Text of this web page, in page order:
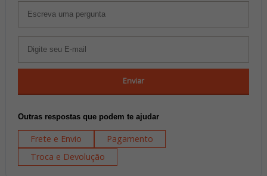
Enviar
Outras respostas que podem te ajudar
Frete e Envio
Pagamento
Troca e Devolução